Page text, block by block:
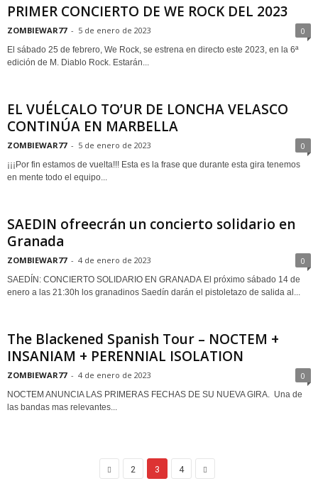
PRIMER CONCIERTO DE WE ROCK DEL 2023
ZOMBIEWAR77 - 5 de enero de 2023 0
El sábado 25 de febrero, We Rock, se estrena en directo este 2023, en la 6ª
edición de M. Diablo Rock. Estarán...
EL VUÉLCALO TO’UR DE LONCHA VELASCO
CONTINÚA EN MARBELLA
ZOMBIEWAR77 - 5 de enero de 2023 0
¡¡¡Por fin estamos de vuelta!!! Esta es la frase que durante esta gira tenemos
en mente todo el equipo...
SAEDIN ofreecrán un concierto solidario en
Granada
ZOMBIEWAR77 - 4 de enero de 2023 0
SAEDÍN: CONCIERTO SOLIDARIO EN GRANADA El próximo sábado 14 de
enero a las 21:30h los granadinos Saedín darán el pistoletazo de salida al...
The Blackened Spanish Tour – NOCTEM +
INSANIAM + PERENNIAL ISOLATION
ZOMBIEWAR77 - 4 de enero de 2023 0
NOCTEM ANUNCIA LAS PRIMERAS FECHAS DE SU NUEVA GIRA. Una de
las bandas mas relevantes...
2 3 4